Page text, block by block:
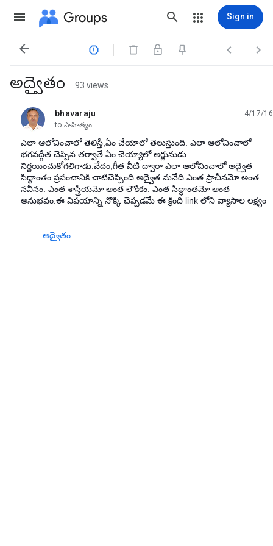
Groups Sign in
   
అద్వైతం 93 views
bhavaraju
unread,
4/17/16
to సాహిత్యం
ఎలా ఆలోచించాలో తెలిస్తే,ఏం చేయాలో తెలుస్తుంది. ఎలా ఆలోచించాలో
భగవద్గీత చెప్పిన తర్వాతే ఏం చెయ్యాలో అర్జునుడు
నిర్ణయించుకోగలిగాడు.వేదం,గీత వీటి ద్వారా ఎలా ఆలోచించాలో అద్వైత
సిద్ధాంతం ప్రపంచానికి చాటిచెప్పింది.అద్వైత మనేది ఎంత ప్రాచీనమో అంత
నవీనం. ఎంత శాస్త్రీయమో అంత లౌకికం. ఎంత సిద్ధాంతమో అంత
అనుభవం.ఈ విషయాన్ని నొక్కి చెప్పడమే ఈ క్రింది link లోని వ్యాసాల లక్ష్యం
అద్వైతం